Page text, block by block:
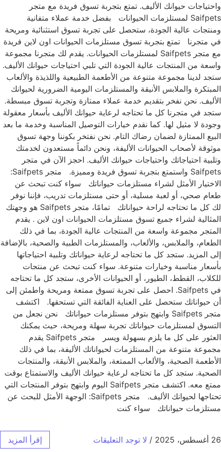
واحتياجات حيوانك الأليف. تمتع بتجربة تسوق فريدة مع متجر
Saifpets لمستلزمات الحيوانات بفضل خدمة عملاء متفانية
ومنتجات عالية الجودة، ستحصل على تجربة تسوق استثنائية ومريحة
في متجرنا تمتع بتجربة تسوق مستلزمات الحيوانات اون لاين فريدة
مع متجر Saifpets لمستلزمات الحيوانات. يقدم لك متجرنا مجموعة
واسعة من المنتجات عالية الجودة التي تلبي احتياجات حيوانك الأليف.
ستجد لدينا مجموعة متنوعة من الأطعمة الطبيعية واللذيذة والألعاب
المبتكرة والملابس الأنيقة والمستلزمات اليومية الضرورية لحيوانك
الأليف. نحن نفخر بتقديم خدمة عملاء ممتازة وتجربة تسوق مبسطة.
ستجد في متجرنا كل ما تحتاجه لرعاية حيوانك الأليف بأسعار معقولة
وجودة لا مثيل لها. كما نقدم خيارات التوصيل المناسبة وخدمة ما بعد
البيع الممتازة لضمان رضاك التام. نحن نفتخر بكوننا وجهة تسوق
موثوقة لأصحاب الحيوانات الأليفة، ونحن دائماً مستعدون لخدمتك
وتلبية احتياجاتك واحتياجات حيوانك الأليف. احجز الآن في متجر
Saifpets واستمتع بتجربة تسوق فريدة ومميزة. متجر Saifpets:
الاختيار الأمثل لشراء مستلزمات حيواناتك سواء كنت تبحث عن
طعام صحي، أو لعبة مسلية، أو حتى مستلزمات تدريب، فإننا نوفر
لك كل ما تحتاجه لراحة حيواناتك تمامًا، متجر Saifpets هو وجهتك
المثالية لشراء جميع تسوق مستلزمات الحيوانات اون لاين . يقدم
المتجر مجموعة واسعة من المنتجات عالية الجودة، بما في ذلك
الطعام، والملابس، والألعاب، والمستلزمات الطبية والصحية، بالإضافة
إلى المزيد. ستجد كل ما تحتاجه لرعاية حيواناتك وتلبية احتياجاتها
بأسعار مناسبة وخيارات متنوعة. سواء كنت تبحث عن منتجات
للكلاب، القطط، الطيور، أو الحيوانات الأخرى، ستجد كل ما تحتاجه
في Saifpets. احصل على تجربة تسوق ممتعة ومريحة واطمئن إلى
أن حيواناتك ستحصل على العناية الفائقة التي تستحقها. اكتشف
متجر Saifpets وابتهج بتوفر مستلزمات حيواناتك نحن نجعل من
التسوق لمستلزمات حيواناتك تجربة سهلة ومريحة، حيث يمكنك
العثور على كل ما يلزم بسهولة ويسر متجر Saifpets يقدم
مجموعة متنوعة من المستلزمات لحيواناتك الأليفة، بما في ذلك
الأطعمة الصحية، والألعاب الممتعة، والملابس الأنيقة، والمنتجات
الصحية. ستجد كل ما تحتاجه لرعاية حيوانك الأليف والاستمتاع بوقت
ممتع معه. اكتشف متجر Saifpets اليوم وابتهج بتوفر المنتجات التي
تحتاجها لحيوانك الأليف. متجر Saifpets: الوجهة الأمثل للبحث عن
مستلزمات حيواناتك سواء كنت
26 أغسطس، 2025 / لا توجد التعليقات إقرأ المزيد